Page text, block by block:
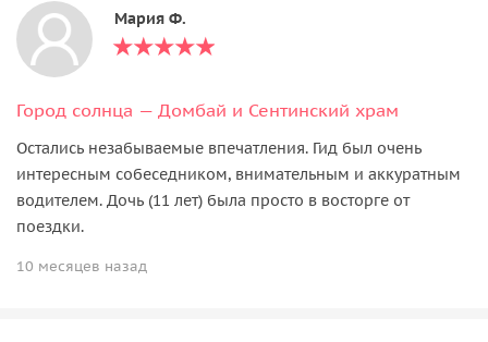
Мария Ф.
Город солнца — Домбай и Сентинский храм
Остались незабываемые впечатления. Гид был очень
интересным собеседником, внимательным и аккуратным
водителем. Дочь (11 лет) была просто в восторге от
поездки.
10 месяцев назад